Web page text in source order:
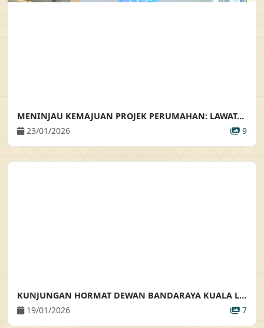
MENINJAU KEMAJUAN PROJEK PERUMAHAN: LAWATAN KE TAPAK PEMBANGUNAN RUMAH BANDAR SELANGORKU
23/01/2026
9
KUNJUNGAN HORMAT DEWAN BANDARAYA KUALA LUMPUR
19/01/2026
7